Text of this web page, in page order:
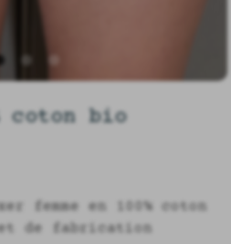
coton bio
femme en 100% coton
de fabrication